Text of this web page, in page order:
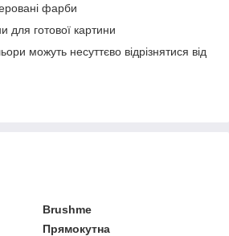
фарби
для готової картини
можуть несуттєво відрізнятися від
Brushme
Прямокутна